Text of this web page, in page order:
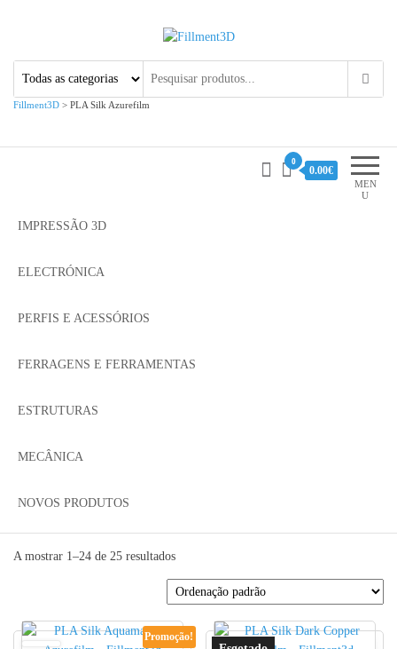
Fillment3D
Fillment3D > PLA Silk Azurefilm
MEN
U
0
0.00€
IMPRESSÃO 3D
ELECTRÓNICA
PERFIS E ACESSÓRIOS
FERRAGENS E FERRAMENTAS
ESTRUTURAS
MECÂNICA
NOVOS PRODUTOS
A mostrar 1–24 de 25 resultados
Promoção!